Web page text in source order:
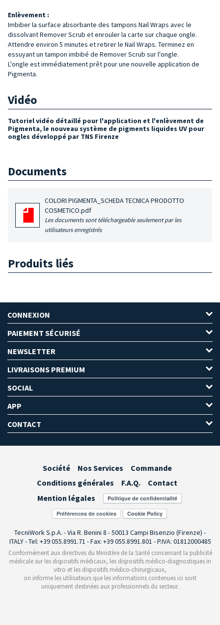
Enlèvement :
Imbiber la surface absorbante des tampons Nail Wraps avec le
dissolvant Remover Scrub et enrouler la carte sur chaque ongle.
Attendre environ 5 minutes et retirer le Nail Wraps. Terminez en
essuyant un tampon imbibé de Remover Scrub sur l'ongle.
L'ongle est immédiatement prêt pour une nouvelle application de
Pigmenta.
Vidéo
Tutoriel vidéo détaillé pour l'application et l'enlèvement de
Pigmenta, le nouveau système de pigments liquides UV pour
ongles développé par TNS Firenze
Documents
COLORI PIGMENTA_SCHEDA TECNICA PRODOTTO
COSMETICO.pdf
Les documents sont téléchargeable seulement par les
utilisateurs enregistrés
Produits liés
CONNEXION
PAIEMENT SÉCURISÉ
NEWSLETTER
LIVRAISONS PREMIUM
SOCIAL
APP
CONTACT
Société Nos Services
Commande
Conditions générales
F.A.Q.
Contact
Mention légales
Préférences de cookies
TecniWork S.p.A. - Via R. Benini 8 - 50013 Campi Bisenzio (Firenze) -
ITALY - Tel: +39 055.8991.71 - Fax: +39 055.8991.801 - P.IVA: 01812000485
Conformément aux directives du Ministère de la Santé concernant la publicité
médicale sur les dispositifs médicaux, les dispositifs médico-diagnostiques in
vitro et les dispositifs médico-chirurgicaux,
on informe les utilisateurs que les informations contenues ici sont
uniquement destinées aux professionnels du secteur.